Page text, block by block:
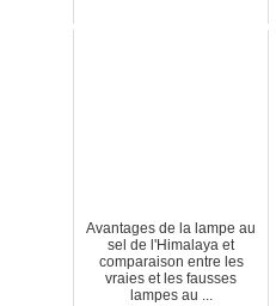
Avantages de la lampe au
sel de l'Himalaya et
comparaison entre les
vraies et les fausses
lampes au ...